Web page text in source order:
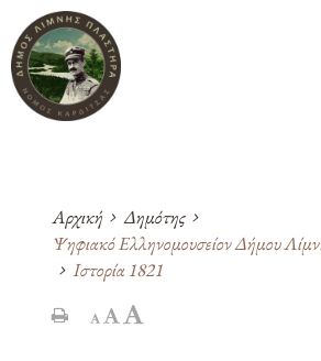
Αρχική
Δημότης
Ψηφιακό Ελληνομουσείον Δήμου
Ιστορία 1821